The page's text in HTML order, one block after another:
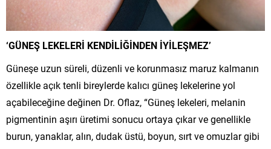
‘GÜNEŞ LEKELERİ KENDİLİĞİNDEN İYİLEŞMEZ’
Güneşe uzun süreli, düzenli ve korunmasız maruz kalmanın
özellikle açık tenli bireylerde kalıcı güneş lekelerine yol
açabileceğine değinen Dr. Oflaz, “Güneş lekeleri, melanin
pigmentinin aşırı üretimi sonucu ortaya çıkar ve genellikle
burun, yanaklar, alın, dudak üstü, boyun, sırt ve omuzlar gibi